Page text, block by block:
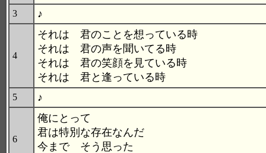
3 ♪
4
それは 君のことを想っている時
それは 君の声を聞いてる時
それは 君の笑顔を見ている時
それは 君と逢っている時
5 ♪
6
俺にとって
君は特別な存在なんだ
今まで そう思った